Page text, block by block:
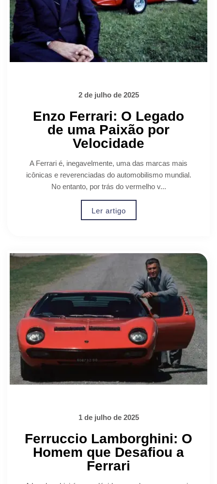
2 de julho de 2025
Enzo Ferrari: O Legado
de uma Paixão por
Velocidade
A Ferrari é, inegavelmente, uma das marcas mais
icônicas e reverenciadas do automobilismo mundial.
No entanto, por trás do vermelho v...
Ler artigo
1 de julho de 2025
Ferruccio Lamborghini: O
Homem que Desafiou a
Ferrari